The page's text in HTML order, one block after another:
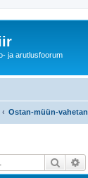
ja arutlusfoorum
Ostan-müün-vahetan
Otsi